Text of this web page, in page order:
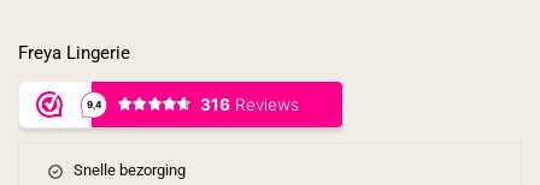
Freya Lingerie
Snelle bezorging